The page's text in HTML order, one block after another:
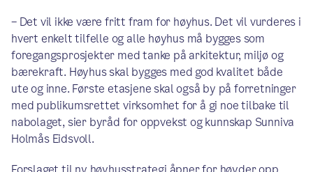
– Det vil ikke være fritt fram for høyhus. Det vil vurderes i
hvert enkelt tilfelle og alle høyhus må bygges som
foregangsprosjekter med tanke på arkitektur, miljø og
bærekraft. Høyhus skal bygges med god kvalitet både
ute og inne. Første etasjene skal også by på forretninger
med publikumsrettet virksomhet for å gi noe tilbake til
nabolaget, sier byråd for oppvekst og kunnskap Sunniva
Holmås Eidsvoll.